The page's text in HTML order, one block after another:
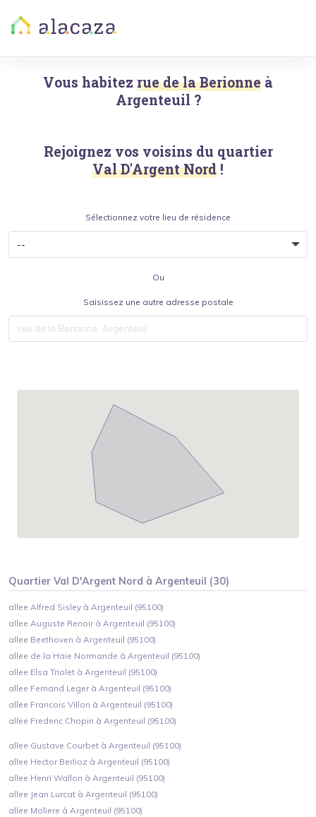
Vous habitez rue de la Berionne à
Argenteuil ?
Rejoignez vos voisins du quartier
Val D'Argent Nord !
Sélectionnez votre lieu de résidence
Ou
Saisissez une autre adresse postale
QuartierVal D'Argent Nord àArgenteuil (30)
allee Alfred Sisley à Argenteuil (95100)
allee Auguste Renoir à Argenteuil (95100)
allee Beethoven à Argenteuil (95100)
allee de la Haie Normande à Argenteuil (95100)
allee Elsa Triolet à Argenteuil (95100)
allee Fernand Leger à Argenteuil (95100)
allee Francois Villon à Argenteuil (95100)
allee Frederic Chopin à Argenteuil (95100)
allee Gustave Courbet à Argenteuil (95100)
allee Hector Berlioz à Argenteuil (95100)
allee Henri Wallon à Argenteuil (95100)
allee Jean Lurcat à Argenteuil (95100)
allee Moliere à Argenteuil (95100)